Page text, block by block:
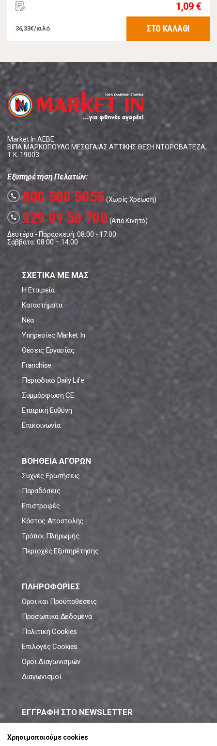
1,09 €
36,33€/κιλό ΣΤΟ ΚΑΛΑΘΙ
Market In ΑΕΒΕ
ΒΙΠΑ ΜΑΡΚΟΠΟΥΛΟ ΜΕΣΟΓΑΙΑΣ ΑΤΤΙΚΗΣ ΘΕΣΗ ΝΤΟΡΟΒΑΤΕΖΑ,
Τ.Κ. 19003
Εξυπηρέτηση Πελατών:
call 800 500 5055(Χωρίς Χρέωση)
call 229 91 50 700 (Από Κινητό)
Δευτέρα - Παρασκευή: 08:00 - 17:00
Σάββατο: 08:00 – 14:00
ΣΧΕΤΙΚΑ ΜΕ ΜΑΣ
Η Εταιρεία
Καταστήματα
Νέα
Υπηρεσίες Market In
Θέσεις Εργασίας
Franchise
Περιοδικό Daily Life
Συμμόρφωση CE
Εταιρική Ευθύνη
Επικοινωνία
ΒΟΗΘΕΙΑ ΑΓΟΡΩΝ
Συχνές Ερωτήσεις
Παραδόσεις
Επιστροφές
Κόστος Αποστολής
Τρόποι Πληρωμής
Περιοχές Εξυπηρέτησης
ΠΛΗΡΟΦΟΡΙΕΣ
Όροι και Προϋποθέσεις
Προσωπικά Δεδομένα
Πολιτική Cookies
Επιλογές Cookies
Όροι Διαγωνισμών
Διαγωνισμοί
ΕΓΓΡΑΦΗ ΣΤΟ NEWSLETTER
Χρησιμοποιούμε cookies